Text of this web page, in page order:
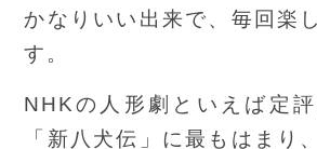
かなりいい出来で、毎回楽
す。
NHKの人形劇といえば定
「新八犬伝」に最もはまり